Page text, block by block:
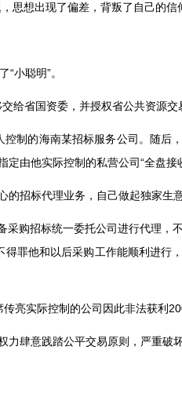
思想出现了偏差，背叛了自己的信
“小聪明”。
给省国资委，并授权省公共资源交
制的海南某招标服务公司。随后
定由他实际控制的私营公司“全盘接
招标代理业务，自己做起独家生意
购招标统一委托公司进行代理，
罪他和以后采购工作能顺利进行
亮实际控制的公司因此非法获利
肆意践踏公平交易原则，严重破